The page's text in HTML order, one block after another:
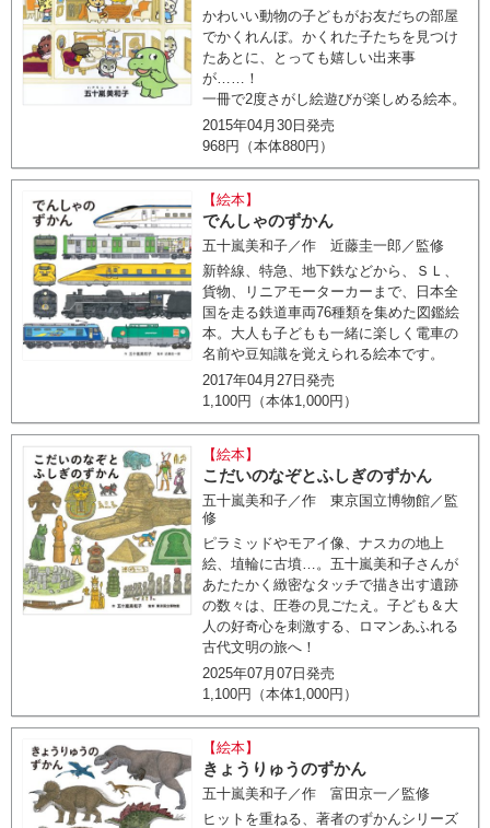
かわいい動物の子どもがお友だちの部屋
でかくれんぼ。かくれた子たちを見つけ
たあとに、とっても嬉しい出来事
が……！
一冊で2度さがし絵遊びが楽しめる絵本。
2015年04月30日発売
968円（本体880円）
【絵本】
でんしゃのずかん
五十嵐美和子／作 近藤圭一郎／監修
新幹線、特急、地下鉄などから、ＳＬ、
貨物、リニアモーターカーまで、日本全
国を走る鉄道車両76種類を集めた図鑑絵
本。大人も子どもも一緒に楽しく電車の
名前や豆知識を覚えられる絵本です。
2017年04月27日発売
1,100円（本体1,000円）
【絵本】
こだいのなぞとふしぎのずかん
五十嵐美和子／作 東京国立博物館／監
修
ピラミッドやモアイ像、ナスカの地上
絵、埴輪に古墳…。五十嵐美和子さんが
あたたかく緻密なタッチで描き出す遺跡
の数々は、圧巻の見ごたえ。子ども＆大
人の好奇心を刺激する、ロマンあふれる
古代文明の旅へ！
2025年07月07日発売
1,100円（本体1,000円）
【絵本】
きょうりゅうのずかん
五十嵐美和子／作 富田京一／監修
ヒットを重ねる、著者のずかんシリーズ